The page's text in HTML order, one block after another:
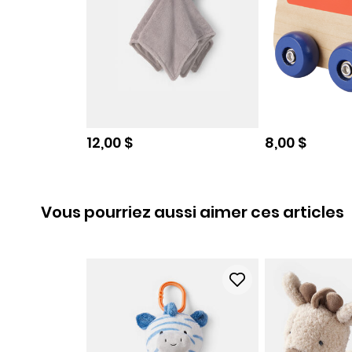
Prix de solde
12,00 $ Prix de solde
8,00 $
Vous pourriez aussi aimer ces articles